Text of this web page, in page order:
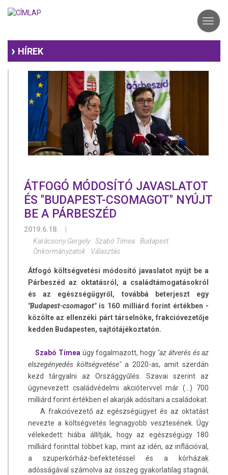
HÍREK
ÁTFOGÓ MÓDOSÍTÓ JAVASLATOT
ÉS "BUDAPEST-CSOMAGOT" NYÚJT
BE A PÁRBESZÉD
2019.6.18.
Karácsony Gergely
Szabó Tímea
Budapest
Önkormányzatok
Választás
Átfogó költségvetési módosító javaslatot nyújt be a
Párbeszéd az oktatásról, a családtámogatásokról
és az egészségügyről, továbbá beterjeszt egy
"Budapest-csomagot"is 160 milliárd forint értékben -
közölte az ellenzéki párt társelnöke, frakcióvezetője
kedden Budapesten, sajtótájékoztatón.
Szabó Tímea úgy fogalmazott, hogy "az átverés és az
elszegényedés költségvetése"a 2020-as, amit szerdán
kezd tárgyalni az Országgyűlés. Szavai szerint az
úgynevezett családvédelmi akciótervvel már (...) 700
milliárd forint értékben el akarják adósítani a családokat.
A frakcióvezető az egészségügyet és az oktatást
nevezte a költségvetés legnagyobb vesztesének. Úgy
vélekedett: hiába állítják, hogy az egészségügy 180
milliárd forinttal többet kap, mint az idén, az inflációval,
a szuperkórház-befektetéssel és a kórházak
adósságával számolva az összeg gyakorlatilag stagnál,